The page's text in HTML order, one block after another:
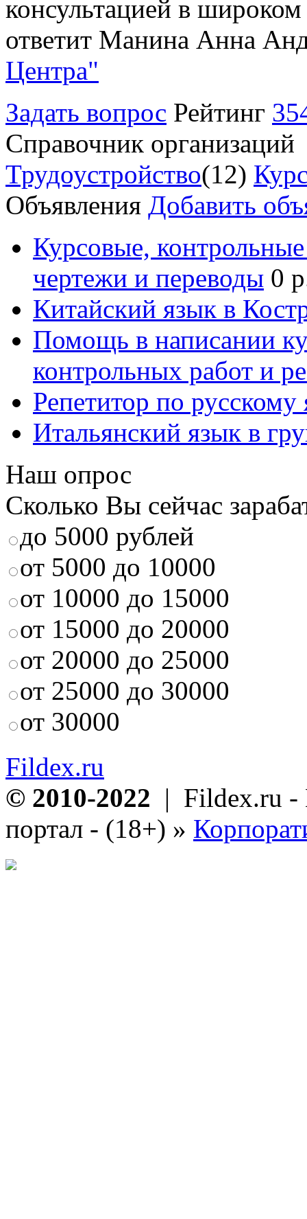
консультацией в
ответит Манина Анна
Центра"
Задать вопрос Рейтинг
Справочник организаций
Трудоустройство(12)
Объявления Добавить
Курсовые,
чертежи и переводы 0
Китайский язык в
Помощь в написании
контрольных работ и
Репетитор по русскому
Итальянский язык в
Наш опрос
Сколько Вы сейчас
до 5000 рублей
от 5000 до 10000
от 10000 до 15000
от 15000 до 20000
от 20000 до 25000
от 25000 до 30000
от 30000
Fildex.ru
© 2010-2022 | Fildex.ru -
портал - (18+) »